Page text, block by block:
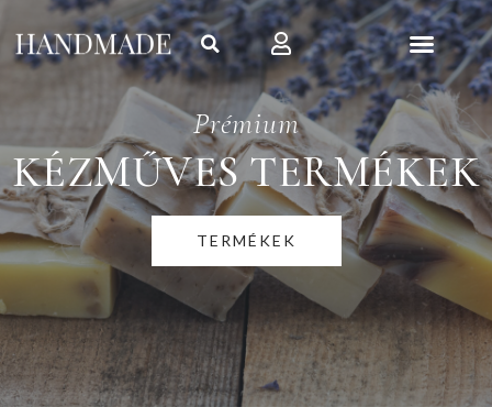
Prémium
KÉZMŰVES TERMÉKEK
TERMÉKEK